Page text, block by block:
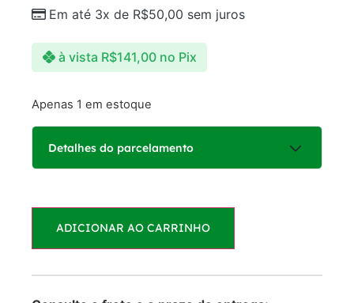
Em até 3x de R$50,00 sem juros
à vista R$141,00 no Pix
Apenas 1 em estoque
Detalhes do parcelamento
1x deR$150,00
sem juros
ADICIONAR AO CARRINHO